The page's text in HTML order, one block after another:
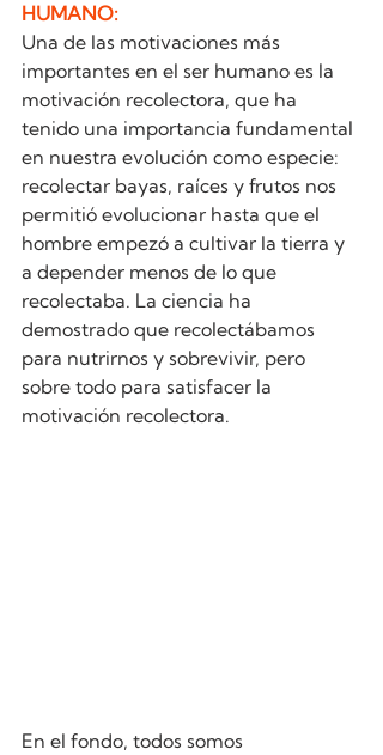
HUMANO:
Una de las motivaciones más
importantes en el ser humano es la
motivación recolectora, que ha
tenido una importancia fundamental
en nuestra evolución como especie:
recolectar bayas, raíces y frutos nos
permitió evolucionar hasta que el
hombre empezó a cultivar la tierra y
a depender menos de lo que
recolectaba. La ciencia ha
demostrado que recolectábamos
para nutrirnos y sobrevivir, pero
sobre todo para satisfacer la
motivación recolectora.
En el fondo, todos somos